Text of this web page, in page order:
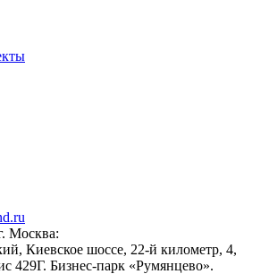
Москва:
Киевское шоссе, 22-й километр, 4,
429Г. Бизнес-парк «Румянцево».